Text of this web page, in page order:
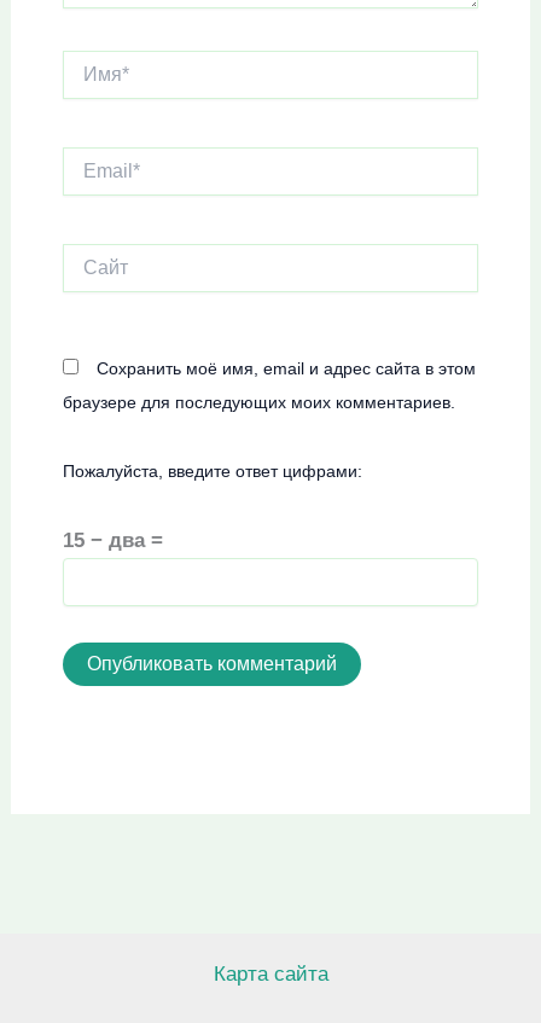
Имя*
Сохранить моё имя, email и адрес сайта в этом
браузере для последующих моих комментариев.
Пожалуйста, введите ответ цифрами:
15 − два =
Карта сайта